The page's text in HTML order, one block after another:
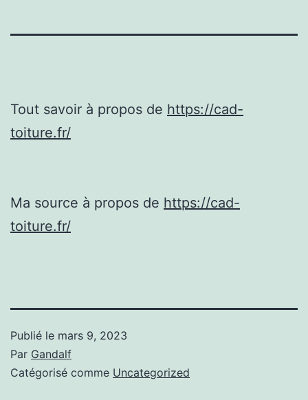
Tout savoir à propos de https://cad-
toiture.fr/
Ma source à propos de https://cad-
toiture.fr/
Publié le mars 9, 2023
Par Gandalf
Catégorisé comme Uncategorized